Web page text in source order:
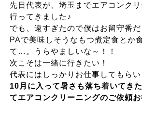
先日代表が、埼玉までエアコンク
行ってきました♪
でも、遠すぎたので僕はお留守番
PAで美味しそうなもつ煮定食とか
て…。うらやましいな～！！
次こそは一緒に行きたい！
代表にはしっかりお仕事してもら
10月に入って暑さも落ち着いてき
てエアコンクリーニングのご依頼お